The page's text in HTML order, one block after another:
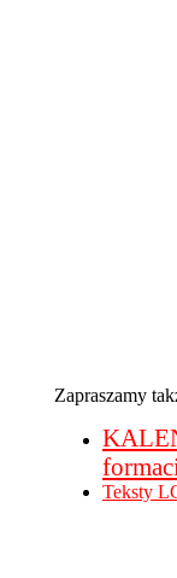
Zapraszamy
Teksty